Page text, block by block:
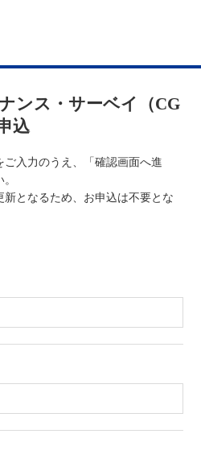
ンス・サーベイ（CG
込
ご入力のうえ、「確認画面へ進
となるため、お申込は不要とな